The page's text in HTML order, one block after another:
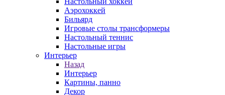
Аэрохоккей
Бильярд
Игровые столы трансформеры
Настольный теннис
Настольные игры
Интерьер
Назад
Интерьер
Картины, панно
Декор